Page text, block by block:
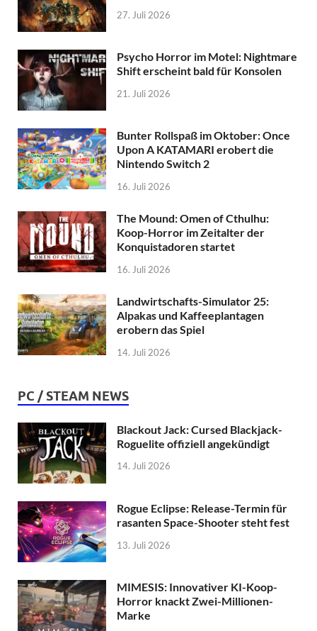
27. Juli 2026
Psycho Horror im Motel: Nightmare
Shift erscheint bald für Konsolen
21. Juli 2026
Bunter Rollspaß im Oktober: Once
Upon A KATAMARI erobert die
Nintendo Switch 2
16. Juli 2026
The Mound: Omen of Cthulhu:
Koop-Horror im Zeitalter der
Konquistadoren startet
16. Juli 2026
Landwirtschafts-Simulator 25:
Alpakas und Kaffeeplantagen
erobern das Spiel
14. Juli 2026
PC / STEAM NEWS
Blackout Jack: Cursed Blackjack-
Roguelite offiziell angekündigt
14. Juli 2026
Rogue Eclipse: Release-Termin für
rasanten Space-Shooter steht fest
13. Juli 2026
MIMESIS: Innovativer KI-Koop-
Horror knackt Zwei-Millionen-
Marke